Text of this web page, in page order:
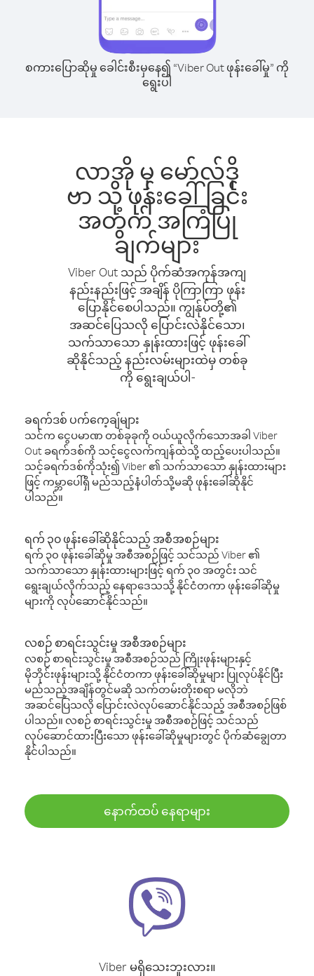
စကားပြောဆိုမှု ခေါင်းစီးမှနေ၍ “Viber Out ဖုန်းခေါ်မှု” ကို
ရွေးပါ
လာအို မှ မော်လ်ဒို
ဗာ သို့ ဖုန်းခေါ်ခြင်း
အတွက် အကြံပြု
ချက်များ
Viber Out သည် ပိုက်ဆံအကုန်အကျ
နည်းနည်းဖြင့် အချိန် ပိုကြာကြာ ဖုန်း
ပြောနိုင်စေပါသည်။ ကျွန်ုပ်တို့၏
အဆင်ပြေသလို ပြောင်းလဲနိုင်သော၊
သက်သာသော နှုန်းထားဖြင့် ဖုန်းခေါ်
ဆိုနိုင်သည့် နည်းလမ်းများထဲမှ တစ်ခု
ကို ရွေးချယ်ပါ-
ခရက်ဒစ် ပက်ကေ့ချ်များ
သင်က ငွေပမာဏ တစ်ခုခုကို ဝယ်ယူလိုက်သောအခါ Viber
Out ခရက်ဒစ်ကို သင့်ငွေလက်ကျန်ထဲသို့ ထည့်ပေးပါသည်။
သင့်ခရက်ဒစ်ကိုသုံး၍ Viber ၏ သက်သာသော နှုန်းထားများ
ဖြင့် ကမ္ဘာပေါ်ရှိ မည်သည့်နံပါတ်သို့မဆို ဖုန်းခေါ်ဆိုနိုင်
ပါသည်။
ရက် ၃၀ ဖုန်းခေါ်ဆိုနိုင်သည့် အစီအစဉ်များ
ရက် ၃၀ ဖုန်းခေါ်ဆိုမှု အစီအစဉ်ဖြင့် သင်သည် Viber ၏
သက်သာသော နှုန်းထားများဖြင့် ရက် ၃၀ အတွင်း သင်
ရွေးချယ်လိုက်သည့် နေရာဒေသသို့ နိုင်ငံတကာ ဖုန်းခေါ်ဆိုမှု
များကို လုပ်ဆောင်နိုင်သည်။
လစဉ် စာရင်းသွင်းမှု အစီအစဉ်များ
လစဉ် စာရင်းသွင်းမှု အစီအစဉ်သည် ကြိုးဖုန်းများနှင့်
မိုဘိုင်းဖုန်းများသို့ နိုင်ငံတကာ ဖုန်းခေါ်ဆိုမှုများ ပြုလုပ်နိုင်ပြီး
မည်သည့်အချိန်တွင်မဆို သက်တမ်းတိုးစရာ မလိုဘဲ
အဆင်ပြေသလို ပြောင်းလဲလုပ်ဆောင်နိုင်သည့် အစီအစဉ်ဖြစ်
ပါသည်။ လစဉ် စာရင်းသွင်းမှု အစီအစဉ်ဖြင့် သင်သည်
လုပ်ဆောင်ထားပြီးသော ဖုန်းခေါ်ဆိုမှုများတွင် ပိုက်ဆံချွေတာ
နိုင်ပါသည်။
နောက်ထပ် နေရာများ
Viber မရှိသေးဘူးလား။